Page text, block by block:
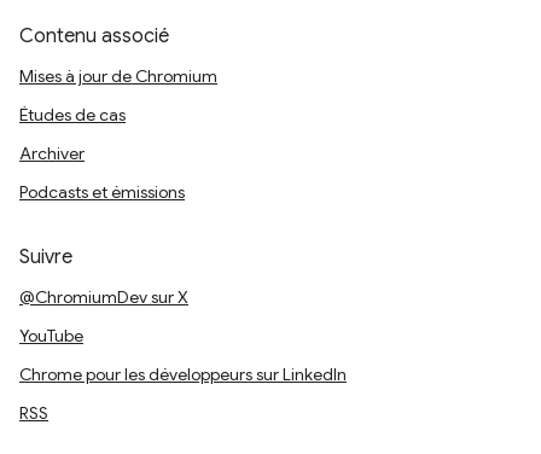
Contenu associé
Mises à jour de Chromium
Études de cas
Archiver
Podcasts et émissions
Suivre
@ChromiumDev sur X
YouTube
Chrome pour les développeurs sur LinkedIn
RSS